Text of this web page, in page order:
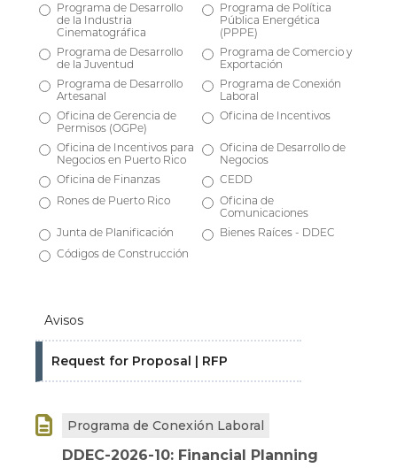
Programa de Desarrollo
de la Industria
Cinematográfica
Programa de Política
Pública Energética
(PPPE)
Programa de Desarrollo
de la Juventud
Programa de Comercio y
Exportación
Programa de Desarrollo
Artesanal
Programa de Conexión
Laboral
Oficina de Gerencia de
Permisos (OGPe)
Oficina de Incentivos
Oficina de Incentivos para
Negocios en Puerto Rico
Oficina de Desarrollo de
Negocios
Oficina de Finanzas
CEDD
Rones de Puerto Rico
Oficina de
Comunicaciones
Junta de Planificación
Bienes Raíces - DDEC
Códigos de Construcción
Avisos
Request for Proposal | RFP
 Programa de Conexión Laboral
DDEC-2026-10: Financial Planning